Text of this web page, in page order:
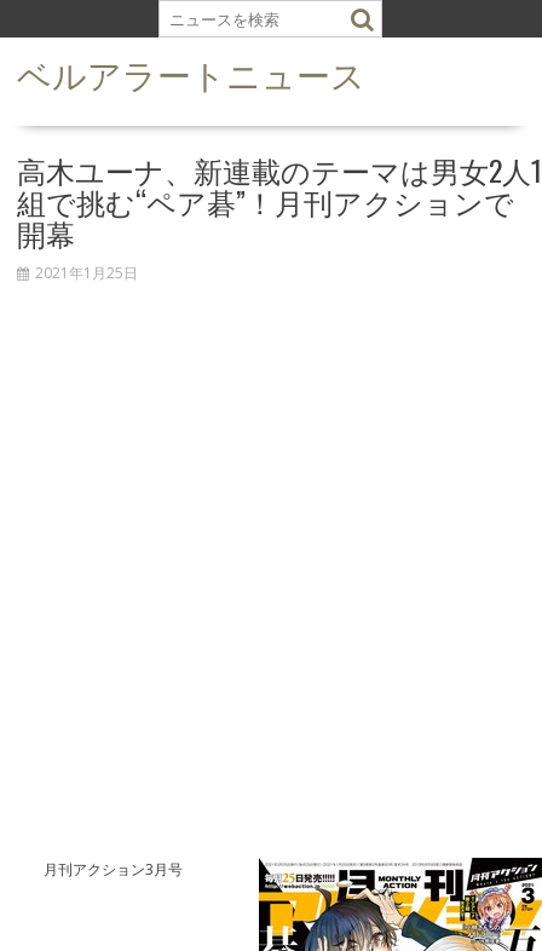
k
ベルアラートニュース
高木ユーナ、新連載のテーマは男女2人1
組で挑む“ペア碁”！月刊アクションで
開幕
2021年1月25日
月刊アクション3月号